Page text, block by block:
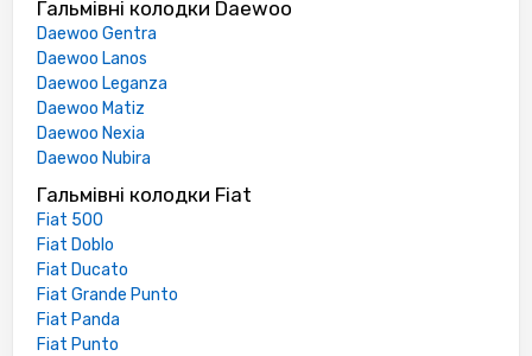
Гальмівні колодки Daewoo
Daewoo Gentra
Daewoo Lanos
Daewoo Leganza
Daewoo Matiz
Daewoo Nexia
Daewoo Nubira
Гальмівні колодки Fiat
Fiat 500
Fiat Doblo
Fiat Ducato
Fiat Grande Punto
Fiat Panda
Fiat Punto